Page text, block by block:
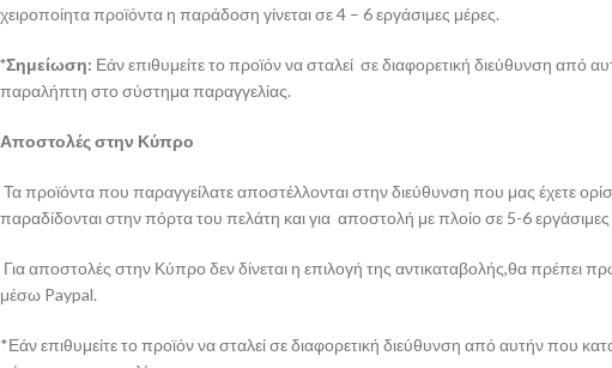
χειροποίητα προϊόντα η παράδοση γίνεται σε 4 – 6 εργάσιμες μέρες.
*Σημείωση: Εάν επιθυμείτε το προϊόν να σταλεί σε διαφορετική διεύθυνση από
παραλήπτη στο σύστημα παραγγελίας.
Αποστολές στην Κύπρο
Τα προϊόντα που παραγγείλατε αποστέλλονται στην διεύθυνση που μας έχετε
παραδίδονται στην πόρτα του πελάτη και για αποστολή με πλοίο σε 5-6
Για αποστολές στην Κύπρο δεν δίνεται η επιλογή της αντικαταβολής,θα πρέπει
μέσω Paypal.
*Εάν επιθυμείτε το προϊόν να σταλεί σε διαφορετική διεύθυνση από αυτήν που